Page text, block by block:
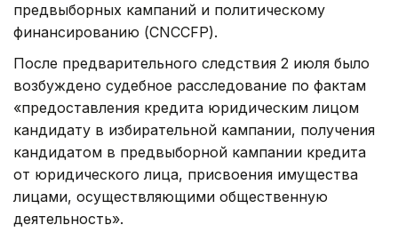
предвыборных кампаний и политическому
финансированию (CNCCFP).
После предварительного следствия 2 июля было
возбуждено судебное расследование по фактам
«предоставления кредита юридическим лицом
кандидату в избирательной кампании, получения
кандидатом в предвыборной кампании кредита
от юридического лица, присвоения имущества
лицами, осуществляющими общественную
деятельность».